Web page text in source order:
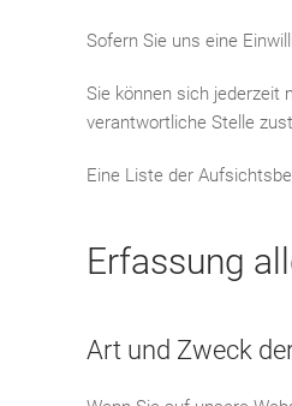
Sofern Sie uns eine
Sie können sich jederzeit
verantwortliche Stelle
Eine Liste der
Erfassung
Art und Zweck